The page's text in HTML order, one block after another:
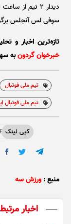
سوفی لس آنجلس
تازه‌ترین اخبار و
خبرخوان گردونبه
تیم ملی فوتبال
تیم ملی فوتبال
کپی لینک
منبع : ورزش سه
اخبار مرتبط